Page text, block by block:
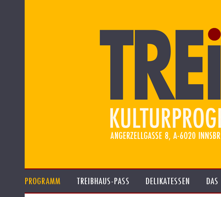
PROGRAMM TREIBHAUS-PASS DELIKATESSEN